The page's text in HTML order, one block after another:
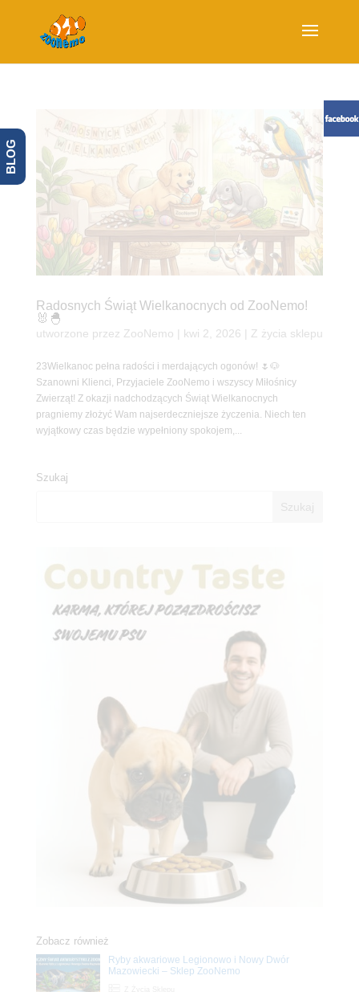
Radosnych Świąt Wielkanocnych od ZooNemo!
🐰🐣
utworzone przez ZooNemo kwi 2, 2026 Z życia sklepu
23Wielkanoc pełna radości i merdających ogonów! 🌷🐶
Szanowni Klienci, Przyjaciele ZooNemo i wszyscy Miłośnicy
Zwierząt! Z okazji nadchodzących Świąt Wielkanocnych
pragniemy złożyć Wam najserdeczniejsze życzenia. Niech ten
wyjątkowy czas będzie wypełniony spokojem,...
Szukaj
Zobacz również
Ryby akwariowe Legionowo i Nowy Dwór
Mazowiecki – Sklep ZooNemo
BLOG